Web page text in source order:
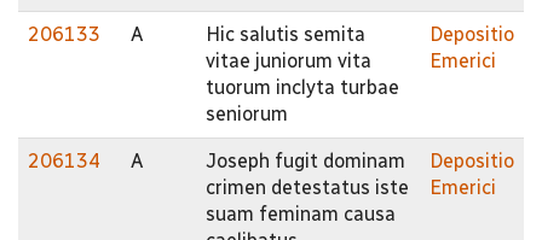
206133 A
Hic salutis semita
vitae juniorum vita
tuorum inclyta turbae
seniorum
Depositio
Emerici
206134 A
Joseph fugit dominam
crimen detestatus iste
suam feminam causa
Depositio
Emerici